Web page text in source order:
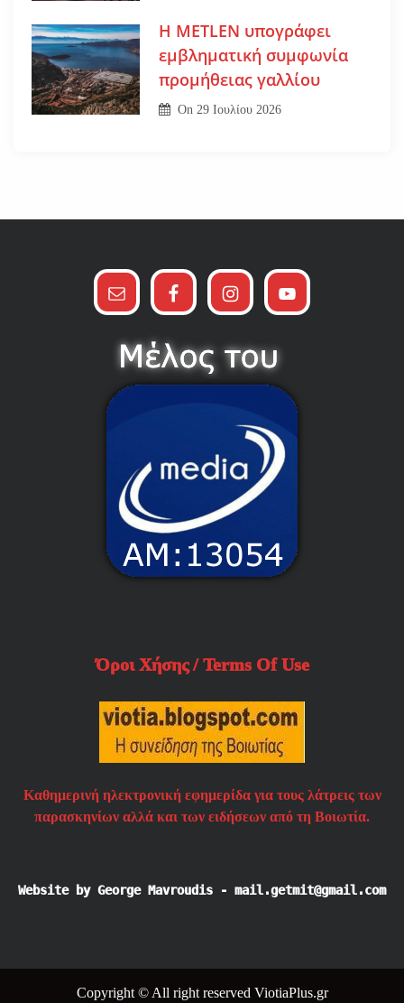
Η METLEN υπογράφει
εμβληματική συμφωνία
προμήθειας γαλλίου
On 29 Ιουλίου 2026
Όροι Χήσης / Terms Of Use
Καθημερινή ηλεκτρονική εφημερίδα για τους λάτρεις των
παρασκηνίων αλλά και των ειδήσεων από τη Βοιωτία.
Website by George Mavroudis - mail.getmit@gmail.com
Copyright © All right reserved ViotiaPlus.gr